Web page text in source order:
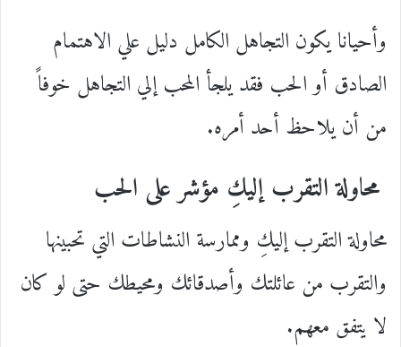
وأحيانا يكون التجاهل الكامل دليل علي الاهتمام
الصادق أو الحب فقد يلجأ المحب إلي التجاهل خوفاً
من أن يلاحظ أحد أمره.
محاولة التقرب إليكِ مؤشر على الحب
محاولة التقرب إليكِ وممارسة النشاطات التي تحبينها
والتقرب من عائلتك وأصدقائك ومحيطك حتى لو كان
لا يتفق معهم.